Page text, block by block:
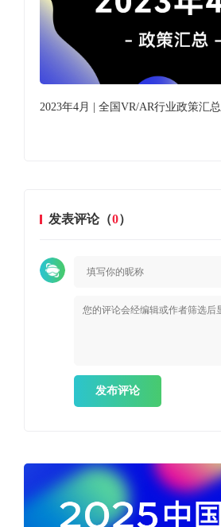
2023年4月 | 全国VR/AR行业政策汇总
发表评论（0）
发布评论